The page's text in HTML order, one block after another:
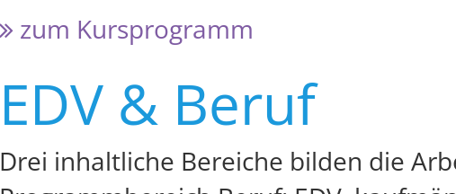
zum Kursprogramm
EDV & Beruf
Drei inhaltliche Bereiche bilden die